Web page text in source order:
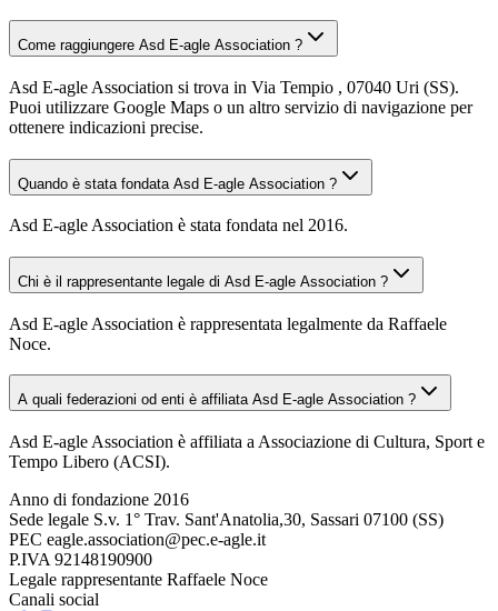
Come raggiungere Asd E-agle Association ?
Asd E-agle Association si trova in Via Tempio , 07040 Uri (SS).
Puoi utilizzare Google Maps o un altro servizio di navigazione per
ottenere indicazioni precise.
Quando è stata fondata Asd E-agle Association ?
Asd E-agle Association è stata fondata nel 2016.
Chi è il rappresentante legale di Asd E-agle Association ?
Asd E-agle Association è rappresentata legalmente da Raffaele
Noce.
A quali federazioni od enti è affiliata Asd E-agle Association ?
Asd E-agle Association è affiliata a Associazione di Cultura, Sport e
Tempo Libero (ACSI).
Anno di fondazione 2016
Sede legale S.v. 1° Trav. Sant'Anatolia,30, Sassari 07100 (SS)
PEC eagle.association@pec.e-agle.it
P.IVA 92148190900
Legale rappresentante Raffaele Noce
Canali social